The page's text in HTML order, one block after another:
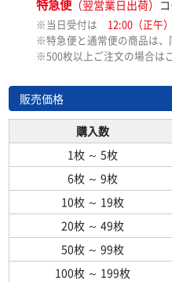
特急便（翌営業日出荷）
※当日受付は 12:00（正午
※特急便と通常便の商品は、
※500枚以上ご注文の場合は
販売価格
購入数
1枚 ～ 5枚
6枚 ～ 9枚
10枚 ～ 19枚
20枚 ～ 49枚
50枚 ～ 99枚
100枚 ～ 199枚